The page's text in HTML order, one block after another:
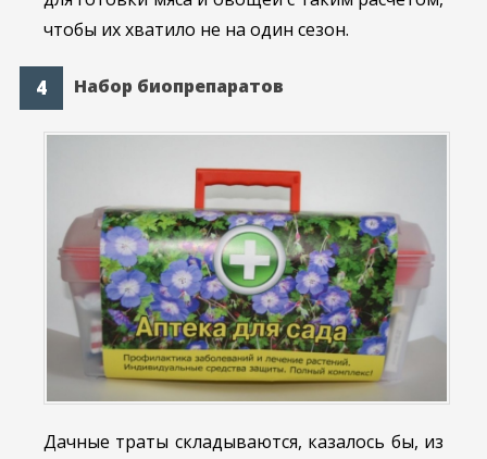
чтобы их хватило не на один сезон.
Набор биопрепаратов
Дачные траты складываются, казалось бы, из